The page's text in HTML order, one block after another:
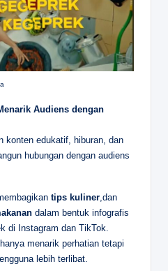
Audiens dengan
konten edukatif, hiburan, dan
hubungan dengan audiens
tips kuliner ,dan
dalam bentuk infografis
di Instagram dan TikTok.
menarik perhatian tetapi
lebih terlibat.